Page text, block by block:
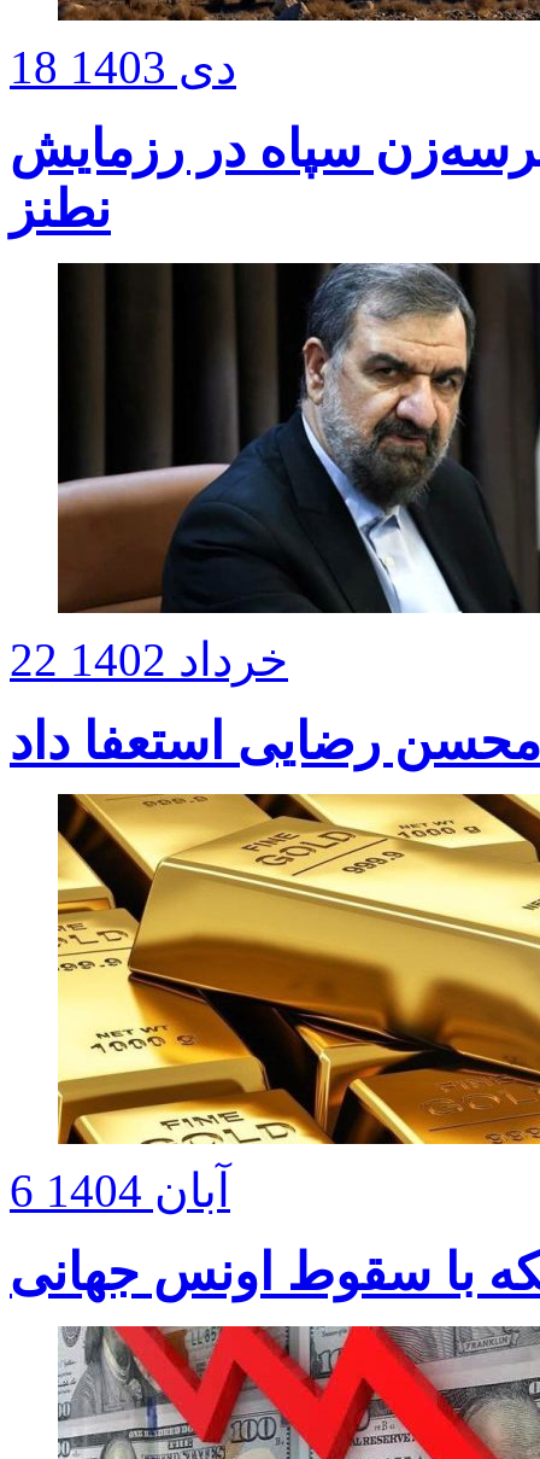
18 دی 1403
سپاه در رزمایش
نطنز
22 خرداد 1402
6 آبان 1404
با سقوط اونس جهانی